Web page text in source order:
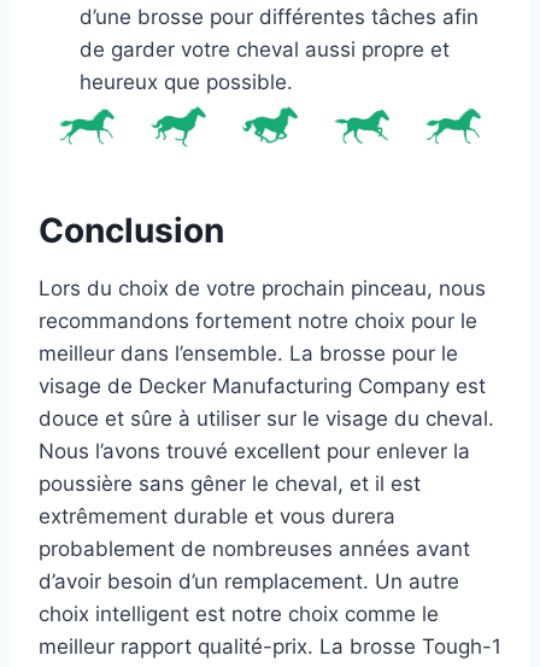
d’une brosse pour différentes tâches afin
de garder votre cheval aussi propre et
heureux que possible.
Conclusion
Lors du choix de votre prochain pinceau, nous
recommandons fortement notre choix pour le
meilleur dans l’ensemble. La brosse pour le
visage de Decker Manufacturing Company est
douce et sûre à utiliser sur le visage du cheval.
Nous l’avons trouvé excellent pour enlever la
poussière sans gêner le cheval, et il est
extrêmement durable et vous durera
probablement de nombreuses années avant
d’avoir besoin d’un remplacement. Un autre
choix intelligent est notre choix comme le
meilleur rapport qualité-prix. La brosse Tough-1